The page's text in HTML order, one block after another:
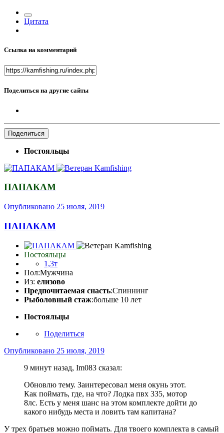
Цитата
Ссылка на комментарий
Поделиться на другие сайты
Поделиться
Постояльцы
ПАПАКАМ
Опубликовано 25 июля, 2019
ПАПАКАМ
Постояльцы
1,3т
Пол:Мужчина
Из: елизово
Предпочитаемая снасть:Спиннинг
Рыболовный стаж:больше 10 лет
Постояльцы
Поделиться
Опубликовано 25 июля, 2019
9 минут назад, Im083 сказал:
Обновлю тему. Заинтересовал меня окунь этот.
Как поймать, где, на что? Лодка пвх 335, мотор
8лс. Есть у меня шанс на этом комплекте дойти до
какого нибудь места и ловить там капитана?
У трех братьев можно поймать. Для твоего комплекта в самый